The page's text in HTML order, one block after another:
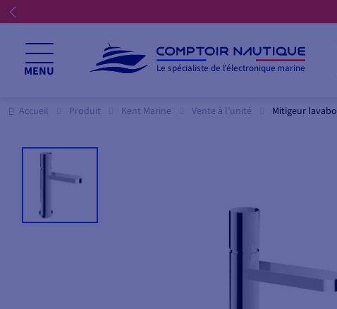
MENU Le spécialiste de l'électronique marine
Accueil Produit Kent Marine Vente à l’unité Mitigeur lavabo